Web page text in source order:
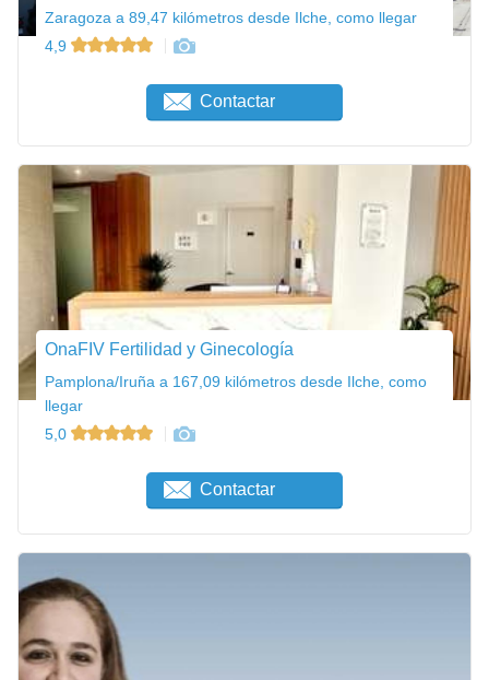
Zaragoza a 89,47 kilómetros desde Ilche, como llegar
4,9
Contactar
OnaFIV Fertilidad y Ginecología
Pamplona/Iruña a 167,09 kilómetros desde Ilche, como
llegar
5,0
Contactar